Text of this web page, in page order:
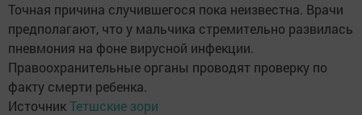
Точная причина случившегося пока неизвестна. Врачи
предполагают, что у мальчика стремительно развилась
пневмония на фоне вирусной инфекции.
Правоохранительные органы проводят проверку по
факту смерти ребенка.
ИсточникТетшские зори